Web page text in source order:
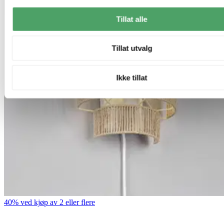
Tillat alle
Tillat utvalg
Ikke tillat
40% ved kjøp av 2 eller flere